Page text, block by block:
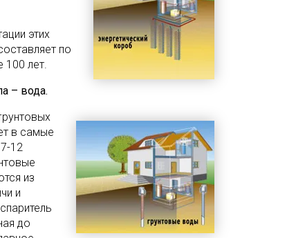
этих
по
100 лет.
– вода.
в самые
12
из
и
до